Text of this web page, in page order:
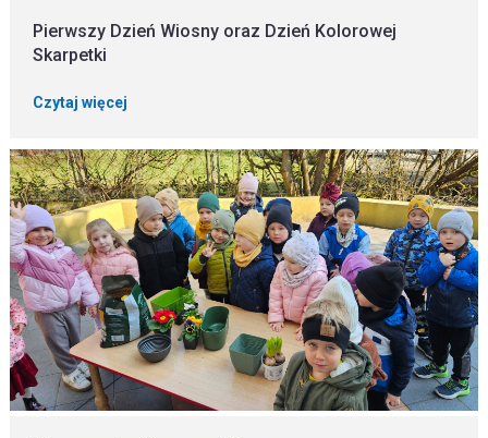
Pierwszy Dzień Wiosny oraz Dzień Kolorowej
Skarpetki
Czytaj więcej